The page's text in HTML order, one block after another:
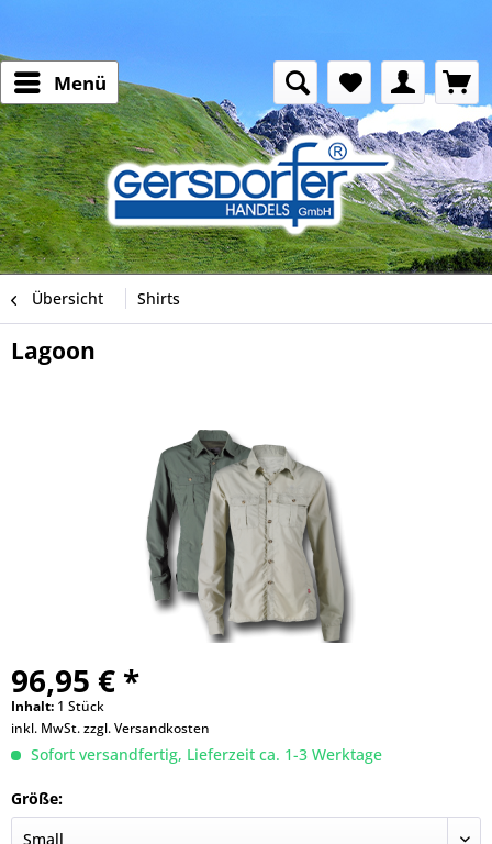
Menü
Übersicht Shirts
Lagoon
96,95 € *
Inhalt: 1 Stück
inkl. MwSt.zzgl. Versandkosten
Sofort versandfertig, Lieferzeit ca. 1-3 Werktage
Größe: